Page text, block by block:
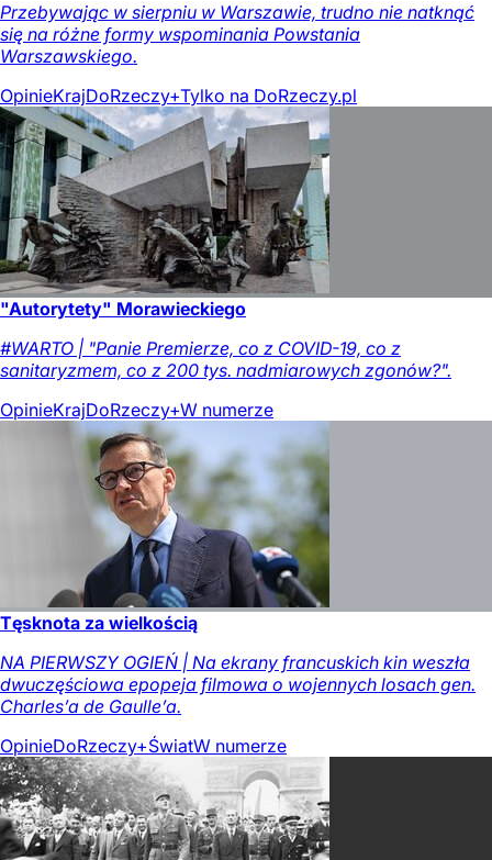
Przebywając w sierpniu w Warszawie, trudno nie natknąć
się na różne formy wspominania Powstania
Warszawskiego.
OpinieKrajDoRzeczy+Tylko na DoRzeczy.pl
"Autorytety" Morawieckiego
#WARTO | "Panie Premierze, co z COVID-19, co z
sanitaryzmem, co z 200 tys. nadmiarowych zgonów?".
OpinieKrajDoRzeczy+W numerze
Tęsknota za wielkością
NA PIERWSZY OGIEŃ | Na ekrany francuskich kin weszła
dwuczęściowa epopeja filmowa o wojennych losach gen.
Charles’a de Gaulle’a.
OpinieDoRzeczy+ŚwiatW numerze